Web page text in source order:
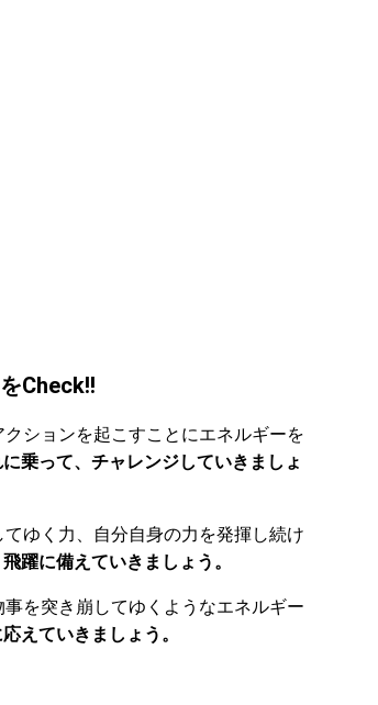
Check!!
クションを起こすことにエネルギーを
乗って、チャレンジしていきましょ
てゆく力、自分自身の力を発揮し続け
躍に備えていきましょう。
事を突き崩してゆくようなエネルギー
えていきましょう。